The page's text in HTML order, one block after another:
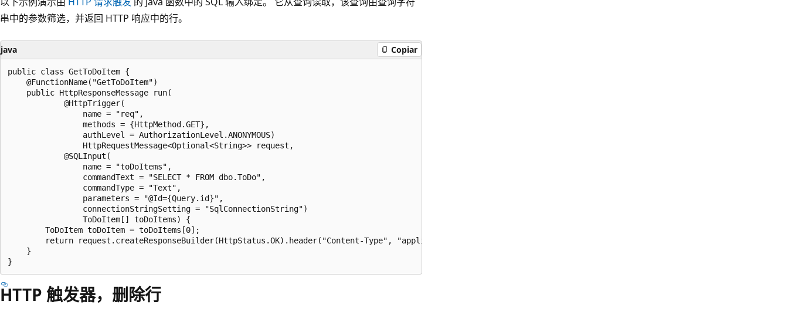
串中的参数筛选，并返回 HTTP 响应中的行。
java Copiar
public class GetToDoItem {
    @FunctionName("GetToDoItem")
    public HttpResponseMessage run(
            @HttpTrigger(
                name = "req",
                methods = {HttpMethod.GET},
                authLevel = AuthorizationLevel.ANONYMOUS)
                HttpRequestMessage<Optional<String>> request,
            @SQLInput(
                name = "toDoItems",
                commandText = "SELECT * FROM dbo.ToDo",
                commandType = "Text",
                parameters = "@Id={Query.id}",
                connectionStringSetting = "SqlConnectionString")
                ToDoItem[] toDoItems) {
        ToDoItem toDoItem = toDoItems[0];
        return request.createResponseBuilder(HttpStatus.OK).header("Content-Type", "application/json").body(toDoItem).build();
    }
HTTP 触发器，删除行